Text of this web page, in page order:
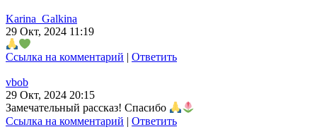
Karina_Galkina
29 Окт, 2024 11:19
Ссылка на комментарий | Ответить
vbob
29 Окт, 2024 20:15
Замечательный рассказ! Спасибо
Ссылка на комментарий | Ответить